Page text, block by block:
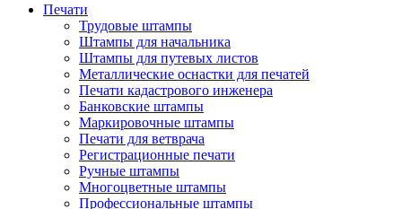
Печати
Трудовые штампы
Штампы для начальника
Штампы для путевых листов
Металлические оснастки для печатей
Печати кадастрового инженера
Банковские штампы
Маркировочные штампы
Печати для ветврача
Регистрационные печати
Ручные штампы
Многоцветные штампы
Профессиональные штампы